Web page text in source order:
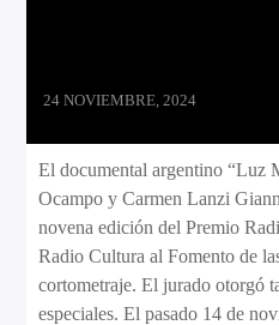
24 NOVIEMBRE, 2024
El documental argentino “Luz
Ocampo y Carmen Lanzi
novena edición del Premio
Radio Cultura al Fomento de
cortometraje. El jurado otorgó
especiales. El pasado 14 de